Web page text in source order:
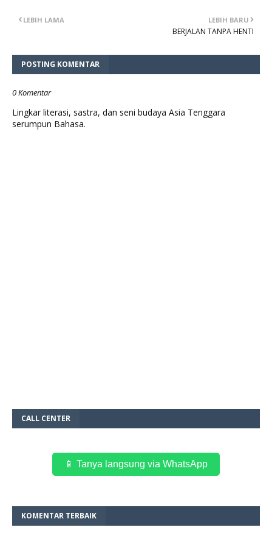
LEBIH BARU
BERJALAN TANPA HENTI
LEBIH LAMA
POSTING KOMENTAR
0 Komentar
Lingkar literasi, sastra, dan seni budaya Asia Tenggara
serumpun Bahasa.
CALL CENTER
📱 Tanya langsung via WhatsApp
KOMENTAR TERBAIK